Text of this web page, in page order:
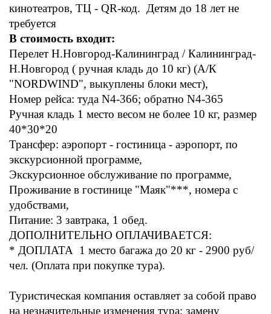
кинотеатров, ТЦ - QR-код. Детям до 18 лет не
требуется
В стоимость входит:
Перелет Н.Новгород-Калининград / Калининград-
Н.Новгород ( ручная кладь до 10 кг) (А/К
"NORDWIND", выкуплены блоки мест),
Номер рейса: туда N4-366; обратно N4-365
Ручная кладь 1 место весом не более 10 кг, размер
40*30*20
Трансфер: аэропорт - гостиница - аэропорт, по
экскурсионной программе,
Экскурсионное обслуживание по программе,
Проживание в гостинице "Маяк"***, номера с
удобствами,
Питание: 3 завтрака, 1 обед.
ДОПОЛНИТЕЛЬНО ОПЛАЧИВАЕТСЯ:
* ДОПЛАТА 1 место багажа до 20 кг - 2900 руб/
чел. (Оплата при покупке тура).
Туристическая компания оставляет за собой право
на незначительные изменения тура: замену